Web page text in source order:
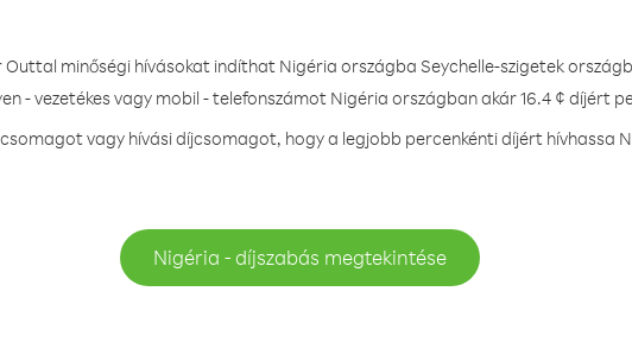
Outtal minőségi hívásokat indíthat Nigéria országba Seychelle-szigetek
- vezetékes vagy mobil - telefonszámot Nigéria országban akár 16.4 ¢ díjért
vagy hívási díjcsomagot, hogy a legjobb percenkénti díjért hívhassa
Nigéria - díjszabás megtekintése